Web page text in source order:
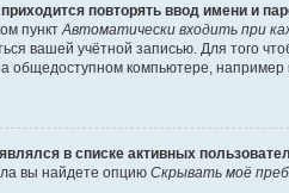
повторять ввод имени и
пункт Автоматически входить при
вашей учётной записью. Для того
общедоступном компьютере, например
в списке активных
вы найдете опцию Скрывать моё